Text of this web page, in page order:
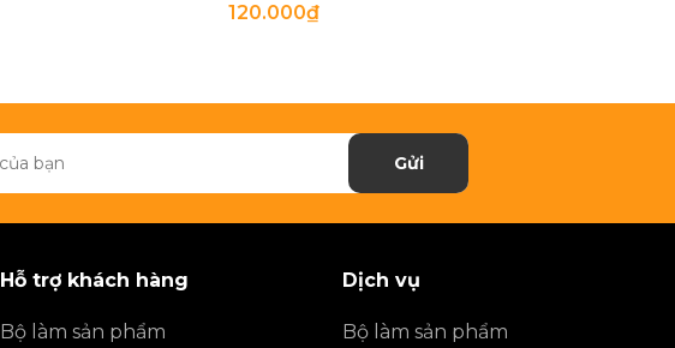
120.000₫
Gửi
Hỗ trợ khách hàng
Bộ làm sản phẩm
Dịch vụ
Bộ làm sản phẩm